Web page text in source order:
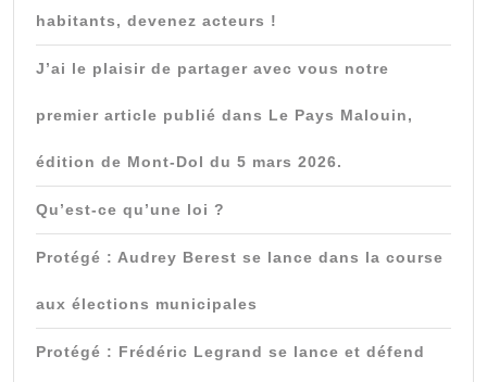
habitants, devenez acteurs !
J’ai le plaisir de partager avec vous notre
premier article publié dans Le Pays Malouin,
édition de Mont-Dol du 5 mars 2026.
Qu’est-ce qu’une loi ?
Protégé : Audrey Berest se lance dans la course
aux élections municipales
Protégé : Frédéric Legrand se lance et défend